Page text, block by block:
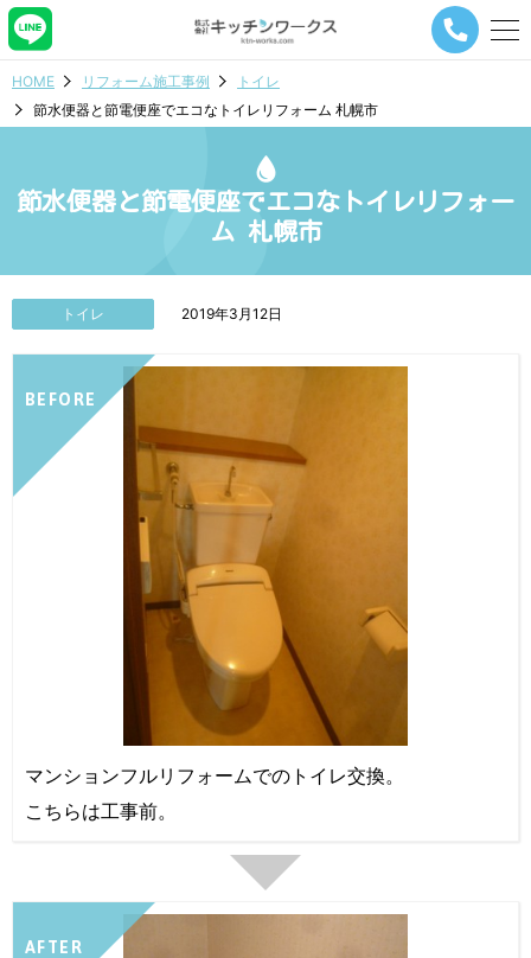
メ
ナ
シ
ボ
HOME リフォーム施工事例
トイレ
節水便器と節電便座でエコなトイレリフォーム 札幌市
節水便器と節電便座でエコなトイレリフォー
ム 札幌市
トイレ 2019年3月12日
BEFORE
マンションフルリフォームでのトイレ交換。
こちらは工事前。
AFTER